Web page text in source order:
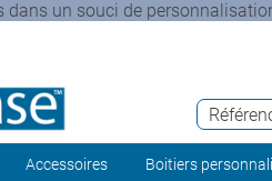
un souci de
Accessoires Boitiers